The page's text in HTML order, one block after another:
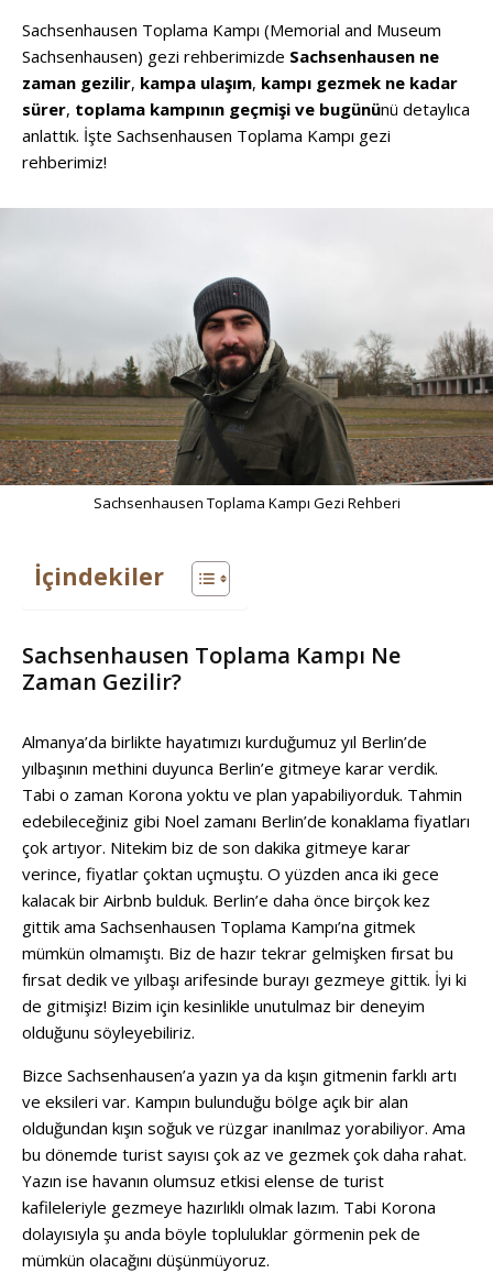
Sachsenhausen Toplama Kampı (Memorial and Museum
Sachsenhausen) gezi rehberimizde Sachsenhausen ne
zaman gezilir, kampa ulaşım, kampı gezmek ne kadar
sürer, toplama kampının geçmişi ve bugününü detaylıca
anlattık. İşte Sachsenhausen Toplama Kampı gezi
rehberimiz!
Sachsenhausen Toplama Kampı Gezi Rehberi
İçindekiler
Sachsenhausen Toplama Kampı Ne
Zaman Gezilir?
Almanya’da birlikte hayatımızı kurduğumuz yıl Berlin’de
yılbaşının methini duyunca Berlin’e gitmeye karar verdik.
Tabi o zaman Korona yoktu ve plan yapabiliyorduk. Tahmin
edebileceğiniz gibi Noel zamanı Berlin’de konaklama fiyatları
çok artıyor. Nitekim biz de son dakika gitmeye karar
verince, fiyatlar çoktan uçmuştu. O yüzden anca iki gece
kalacak bir Airbnb bulduk. Berlin’e daha önce birçok kez
gittik ama Sachsenhausen Toplama Kampı’na gitmek
mümkün olmamıştı. Biz de hazır tekrar gelmişken fırsat bu
fırsat dedik ve yılbaşı arifesinde burayı gezmeye gittik. İyi ki
de gitmişiz! Bizim için kesinlikle unutulmaz bir deneyim
olduğunu söyleyebiliriz.
Bizce Sachsenhausen’a yazın ya da kışın gitmenin farklı artı
ve eksileri var. Kampın bulunduğu bölge açık bir alan
olduğundan kışın soğuk ve rüzgar inanılmaz yorabiliyor. Ama
bu dönemde turist sayısı çok az ve gezmek çok daha rahat.
Yazın ise havanın olumsuz etkisi elense de turist
kafileleriyle gezmeye hazırlıklı olmak lazım. Tabi Korona
dolayısıyla şu anda böyle topluluklar görmenin pek de
mümkün olacağını düşünmüyoruz.